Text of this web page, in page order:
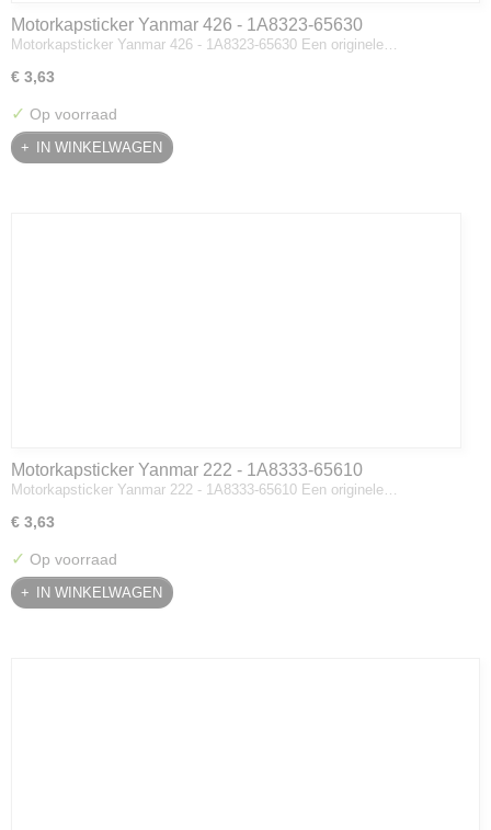
Motorkapsticker Yanmar 426 - 1A8323-65630
Motorkapsticker Yanmar 426 - 1A8323-65630 Een originele…
€ 3,63
✓ Op voorraad
IN WINKELWAGEN
Motorkapsticker Yanmar 222 - 1A8333-65610
Motorkapsticker Yanmar 222 - 1A8333-65610 Een originele…
€ 3,63
✓ Op voorraad
IN WINKELWAGEN